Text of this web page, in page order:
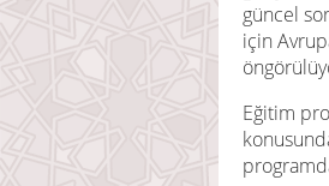
güncel
için
Eğitim